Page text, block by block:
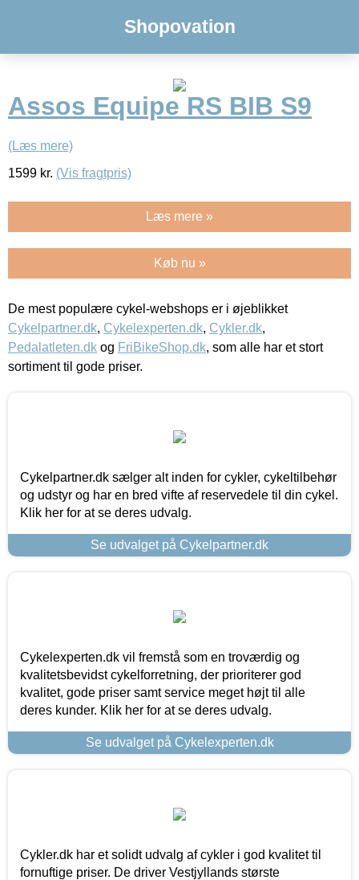
Shopovation
Assos Equipe RS BIB S9
(Læs mere)
1599 kr. (Vis fragtpris)
Læs mere »
Køb nu »
De mest populære cykel-webshops er i øjeblikket
Cykelpartner.dk, Cykelexperten.dk, Cykler.dk,
Pedalatleten.dk og FriBikeShop.dk, som alle har et stort
sortiment til gode priser.
Cykelpartner.dk sælger alt inden for cykler, cykeltilbehør
og udstyr og har en bred vifte af reservedele til din cykel.
Klik her for at se deres udvalg.
Se udvalget på Cykelpartner.dk
Cykelexperten.dk vil fremstå som en troværdig og
kvalitetsbevidst cykelforretning, der prioriterer god
kvalitet, gode priser samt service meget højt til alle
deres kunder. Klik her for at se deres udvalg.
Se udvalget på Cykelexperten.dk
Cykler.dk har et solidt udvalg af cykler i god kvalitet til
fornuftige priser. De driver Vestjyllands største